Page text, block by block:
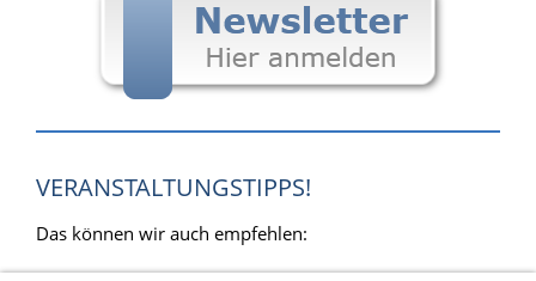
VERANSTALTUNGSTIPPS!
Das können wir auch empfehlen: